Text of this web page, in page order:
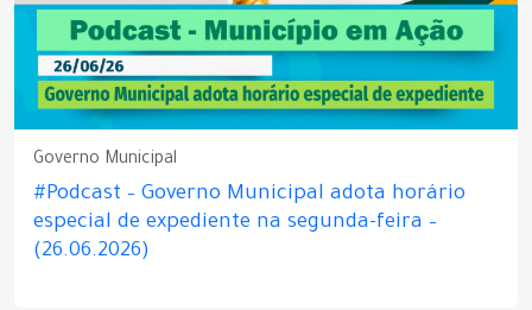
Governo Municipal
#Podcast – Governo Municipal adota horário
especial de expediente na segunda-feira –
(26.06.2026)